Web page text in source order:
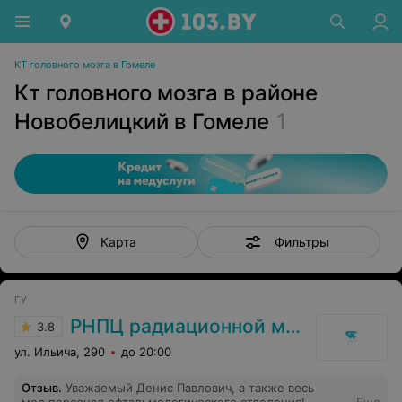
КТ головного мозга в Гомеле
Кт головного мозга в районе
Новобелицкий в Гомеле 1
Карта Фильтры
ГУ
3.8 РНПЦ радиационной медицины
ул. Ильича, 290 до 20:00
Отзыв. Уважаемый Денис Павлович, а также весь